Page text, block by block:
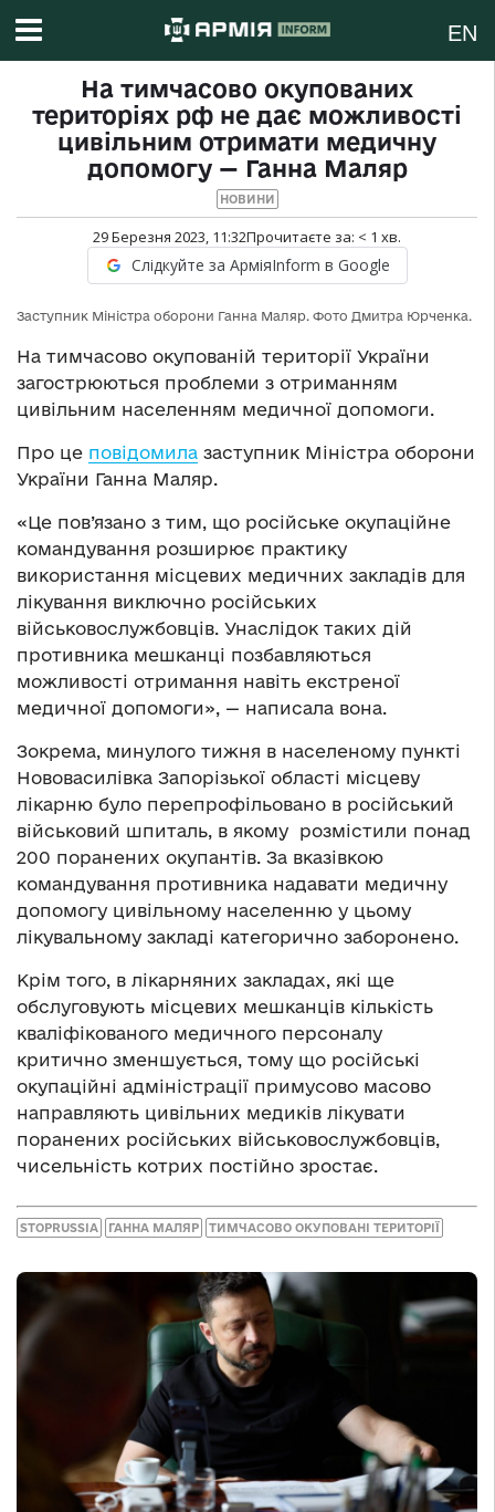
EN
На тимчасово окупованих
територіях рф не дає можливості
цивільним отримати медичну
допомогу — Ганна Маляр
НОВИНИ
29 Березня 2023, 11:32Прочитаєте за: < 1 хв.
Слідкуйте за АрміяInform в Google
Заступник Міністра оборони Ганна Маляр. Фото Дмитра Юрченка.
На тимчасово окупованій території України
загострюються проблеми з отриманням
цивільним населенням медичної допомоги.
Про це повідомила заступник Міністра оборони
України Ганна Маляр.
«Це пов’язано з тим, що російське окупаційне
командування розширює практику
використання місцевих медичних закладів для
лікування виключно російських
військовослужбовців. Унаслідок таких дій
противника мешканці позбавляються
можливості отримання навіть екстреної
медичної допомоги», — написала вона.
Зокрема, минулого тижня в населеному пункті
Нововасилівка Запорізької області місцеву
лікарню було перепрофільовано в російський
військовий шпиталь, в якому розмістили понад
200 поранених окупантів. За вказівкою
командування противника надавати медичну
допомогу цивільному населенню у цьому
лікувальному закладі категорично заборонено.
Крім того, в лікарняних закладах, які ще
обслуговують місцевих мешканців кількість
кваліфікованого медичного персоналу
критично зменшується, тому що російські
окупаційні адміністрації примусово масово
направляють цивільних медиків лікувати
поранених російських військовослужбовців,
чисельність котрих постійно зростає.
STOPRUSSIA ГАННА МАЛЯР ТИМЧАСОВО ОКУПОВАНІ ТЕРИТОРІЇ